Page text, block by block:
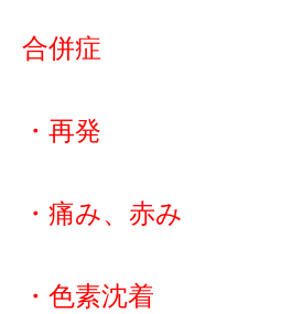
合併症
・再発
・痛み、赤み
・色素沈着